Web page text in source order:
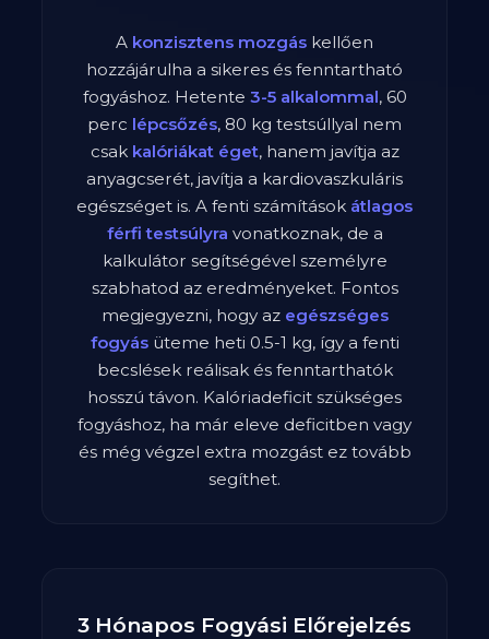
A konzisztens mozgás kellően
hozzájárulha a sikeres és fenntartható
fogyáshoz. Hetente 3-5 alkalommal, 60
perc lépcsőzés, 80 kg testsúllyal nem
csak kalóriákat éget, hanem javítja az
anyagcserét, javítja a kardiovaszkuláris
egészséget is. A fenti számítások átlagos
férfi testsúlyra vonatkoznak, de a
kalkulátor segítségével személyre
szabhatod az eredményeket. Fontos
megjegyezni, hogy az egészséges
fogyásüteme heti 0.5-1 kg, így a fenti
becslések reálisak és fenntarthatók
hosszú távon. Kalóriadeficit szükséges
fogyáshoz, ha már eleve deficitben vagy
és még végzel extra mozgást ez tovább
segíthet.
3 Hónapos Fogyási Előrejelzés